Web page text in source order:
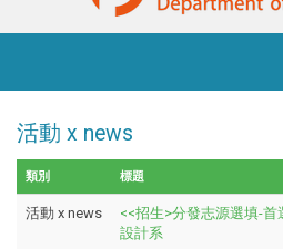
活動 x news
類別 標題
活動 x news
<<招生>分發志源選填-首
設計系